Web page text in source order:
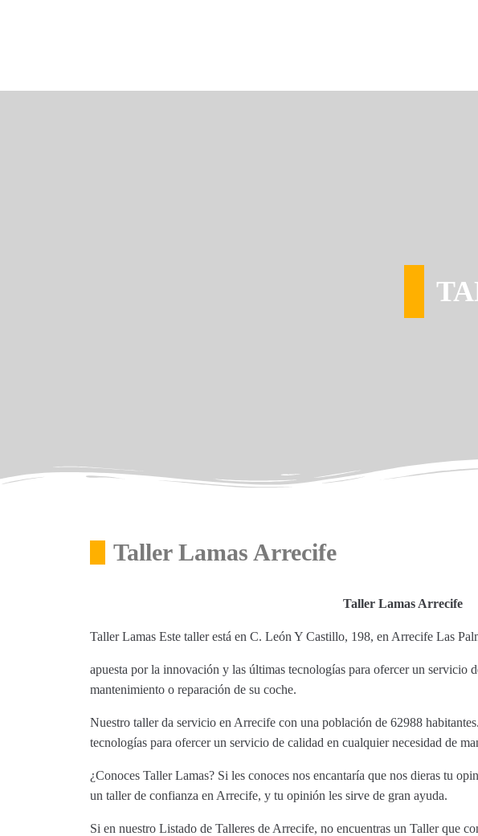
Taller Lamas Arrecife
Taller Lamas Arrecife
Taller Lamas Este taller está en C. León Y Castillo, 198, en Arrecife Las
apuesta por la innovación y las últimas tecnologías para ofercer un servicio
mantenimiento o reparación de su coche.
Nuestro taller da servicio en Arrecife con una población de 62988
tecnologías para ofercer un servicio de calidad en cualquier necesidad de
¿Conoces Taller Lamas? Si les conoces nos encantaría que nos dieras tu
un taller de confianza en Arrecife, y tu opinión les sirve de gran ayuda.
Si en nuestro Listado de Talleres de Arrecife, no encuentras un Taller que